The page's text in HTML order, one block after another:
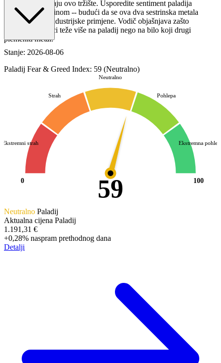
koji karakteriziraju ovo tržište. Usporedite sentiment paladija
specifično s platinom -- budući da se ova dva sestrinska metala
natječu za iste industrijske primjene. Vodič objašnjava zašto
geopolitički rizici teže više na paladij nego na bilo koji drugi
plemeniti metal.
Stanje: 2026-08-06
Paladij Fear & Greed Index: 59 (Neutralno)
Ekstremni strah
Strah
Neutralno
Pohlepa
Ekstremna
59
0 100
Neutralno Paladij
Aktualna cijena Paladij
1.191,31 €
+0,28% naspram prethodnog dana
Detalji